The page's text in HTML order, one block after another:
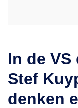
In de
Stef
denken